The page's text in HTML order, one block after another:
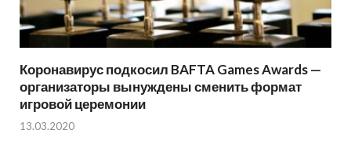
Коронавирус подкосил BAFTA Games Awards —
организаторы вынуждены сменить формат
игровой церемонии
13.03.2020